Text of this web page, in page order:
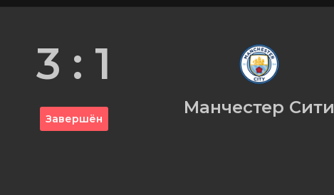
3 : 1
Завершён
Манчестер Сити